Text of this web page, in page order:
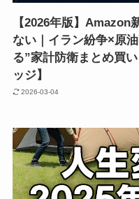
【2026年版】Amazon
ない｜イラン紛争×原
る”家計防衛まとめ買
ッジ】
2026-03-04